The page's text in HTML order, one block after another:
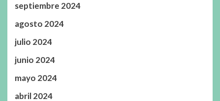
septiembre 2024
agosto 2024
julio 2024
junio 2024
mayo 2024
abril 2024